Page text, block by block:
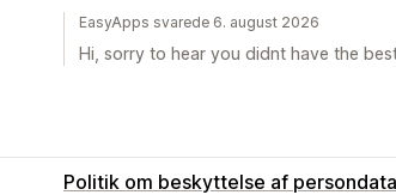
EasyApps svarede 6. august 2026
Hi, sorry to hear you didnt have the
Politik om beskyttelse af persondata